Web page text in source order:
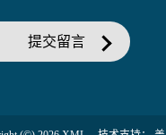
提交留言